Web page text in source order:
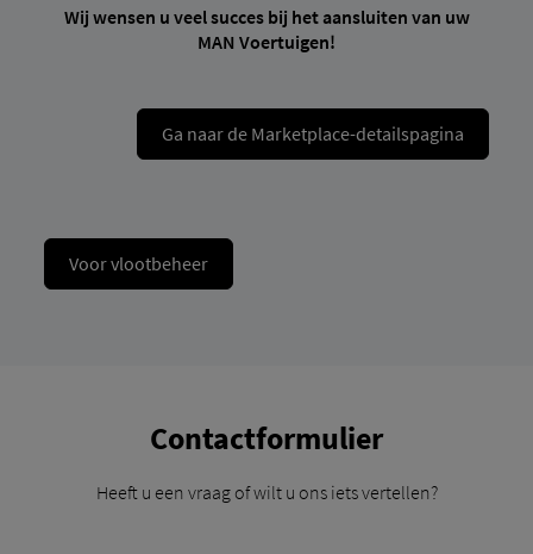
Wij wensen u veel succes bij het aansluiten van uw
MAN Voertuigen!
Ga naar de Marketplace-detailspagina
Voor vlootbeheer
Contactformulier
Heeft u een vraag of wilt u ons iets vertellen?